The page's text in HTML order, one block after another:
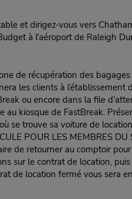
et dirigez-vous vers
à l'aéroport de Raleigh
de récupération des
les clients à
ou encore dans la file
au kiosque de FastBreak.
se trouve sa voiture de
POUR LES MEMBRES
de retourner au comptoir
sur le contrat de location,
de location fermé vous sera